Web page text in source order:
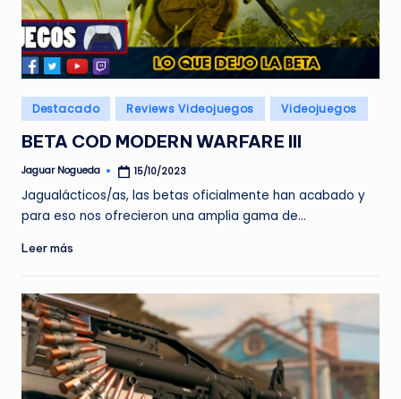
Publicado
en
Destacado Reviews Videojuegos Videojuegos
BETA COD MODERN WARFARE III
Publicado
Jaguar Nogueda 15/10/2023
Jagualácticos/as, las betas oficialmente han acabado y
para eso nos ofrecieron una amplia gama de…
Leer más